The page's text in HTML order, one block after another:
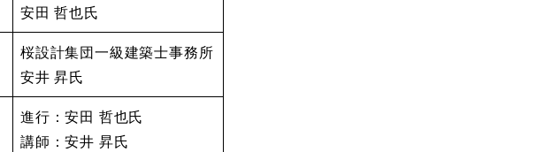
安田 哲也氏
桜設計集団一級建築士事務所
​安井 昇氏
進行：安田 哲也氏
講師：安井 昇氏